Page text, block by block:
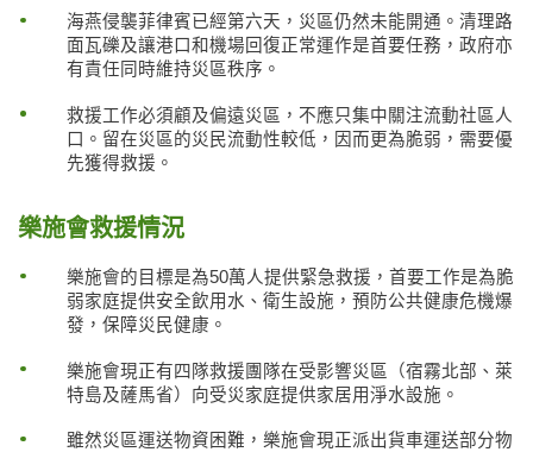
海燕侵襲菲律賓已經第六天，災區仍然未能開通。清理路
面瓦礫及讓港口和機場回復正常運作是首要任務，政府亦
有責任同時維持災區秩序。
救援工作必須顧及偏遠災區，不應只集中關注流動社區人
口。留在災區的災民流動性較低，因而更為脆弱，需要優
先獲得救援。
樂施會救援情況
樂施會的目標是為50萬人提供緊急救援，首要工作是為脆
弱家庭提供安全飲用水、衛生設施，預防公共健康危機爆
發，保障災民健康。
樂施會現正有四隊救援團隊在受影響災區（宿霧北部、萊
特島及薩馬省）向受災家庭提供家居用淨水設施。
雖然災區運送物資困難，樂施會現正派出貨車運送部分物